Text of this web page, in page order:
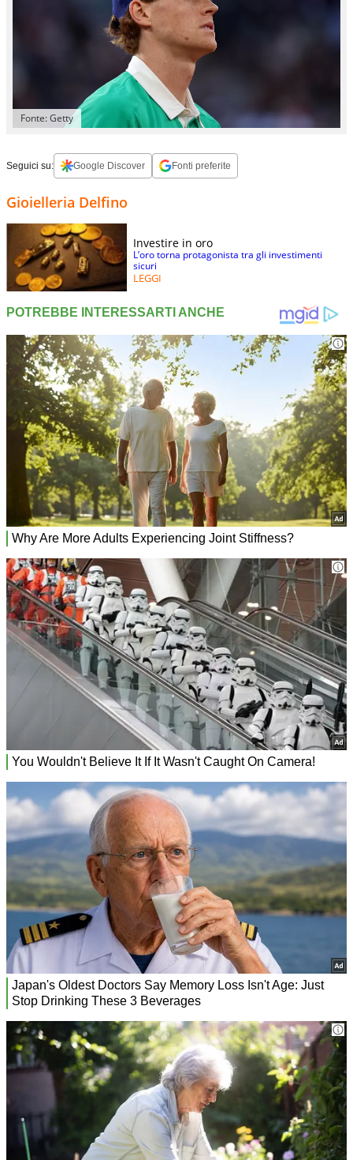
Fonte: Getty
Seguici su: Google Discover Fonti preferite
Gioielleria Delfino
Investire in oro
L’oro torna protagonista tra gli investimenti
sicuri
LEGGI